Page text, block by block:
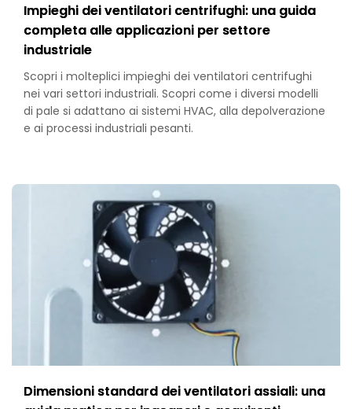
Impieghi dei ventilatori centrifughi: una guida
completa alle applicazioni per settore
industriale
Scopri i molteplici impieghi dei ventilatori centrifughi
nei vari settori industriali. Scopri come i diversi modelli
di pale si adattano ai sistemi HVAC, alla depolverazione
e ai processi industriali pesanti.
Dimensioni standard dei ventilatori assiali: una